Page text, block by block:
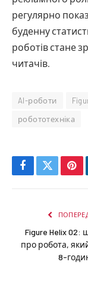
регулярно
буденну
роботів стане
читачів.
AI-роботи
робототехніка
Facebook
Twitter
Figure Helix 02:
про робота,
8-